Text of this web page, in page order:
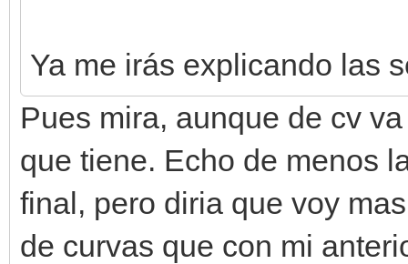
Ya me irás explicando las
Pues mira, aunque de cv
que tiene. Echo de menos
final, pero diria que voy
de curvas que con mi